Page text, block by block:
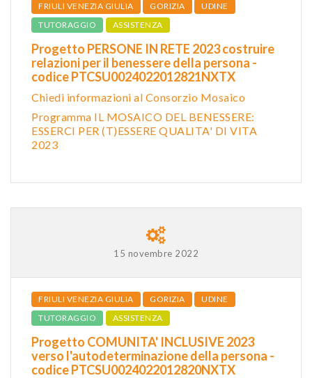
FRIULI VENEZIA GIULIA GORIZIA
UDINE
TUTORAGGIO
ASSISTENZA
Progetto PERSONE IN RETE 2023 costruire
relazioni per il benessere della persona -
codice PTCSU0024022012821NXTX
Chiedi informazioni al Consorzio Mosaico
Programma IL MOSAICO DEL BENESSERE:
ESSERCI PER (T)ESSERE QUALITA' DI VITA
2023
15 novembre 2022
FRIULI VENEZIA GIULIA GORIZIA
UDINE
TUTORAGGIO
ASSISTENZA
Progetto COMUNITA' INCLUSIVE 2023
verso l'autodeterminazione della persona -
codice PTCSU0024022012820NXTX